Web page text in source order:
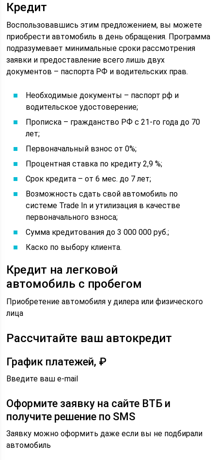
Кредит
Воспользовавшись этим предложением, вы можете
приобрести автомобиль в день обращения. Программа
подразумевает минимальные сроки рассмотрения
заявки и предоставление всего лишь двух
документов – паспорта РФ и водительских прав.
Необходимые документы – паспорт рф и
водительское удостоверение;
Прописка – гражданство РФ с 21-го года до 70
лет;
Первоначальный взнос от 0%;
Процентная ставка по кредиту 2,9 %;
Срок кредита – от 6 мес. до 7 лет;
Возможность сдать свой автомобиль по
системе Trade In и утилизация в качестве
первоначального взноса;
Сумма кредитования до 3 000 000 руб.;
Каско по выбору клиента.
Кредит на легковой
автомобиль с пробегом
Приобретение автомобиля у дилера или физического
лица
Рассчитайте ваш автокредит
График платежей, ₽
Введите ваш e-mail
Оформите заявку на сайте ВТБ и
получите решение по SMS
Заявку можно оформить даже если вы не подбирали
автомобиль